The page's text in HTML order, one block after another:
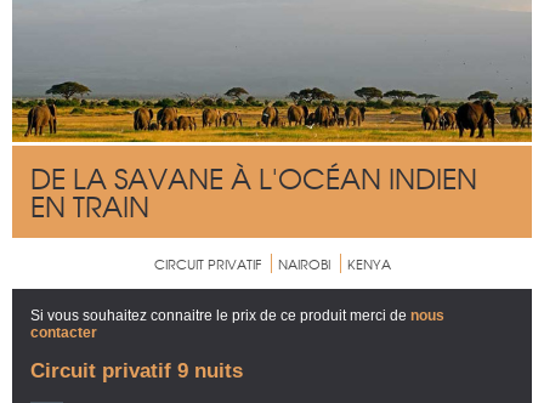
DE LA SAVANE À L'OCÉAN INDIEN
EN TRAIN
CIRCUIT PRIVATIF NAIROBI KENYA
Si vous souhaitez connaitre le prix de ce produit merci de nous
contacter
Circuit privatif 9 nuits